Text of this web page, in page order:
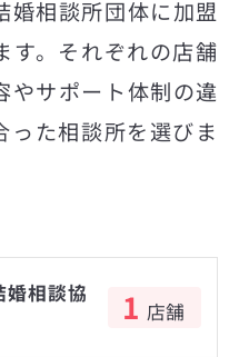
婚相談所団体に加盟
す。それぞれの店舗
やサポート体制の違
った相談所を選びま
婚相談協
1 店舗